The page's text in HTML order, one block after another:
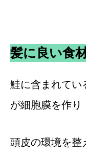
髪に良い食
鮭に含まれてい
が細胞膜を作り
頭皮の環境を整